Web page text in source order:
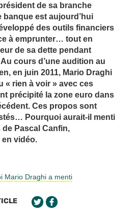
de sa branche
banque est aujourd’hui
des outils financiers
à emprunter… tout en
de sa dette pendant
cours d’une audition au
en juin 2011, Mario Draghi
« rien à voir » avec ces
précipité la zone euro dans
Ces propos sont
Pourquoi aurait-il menti
Pascal Canfin,
en vidéo.
Mario Draghi a menti